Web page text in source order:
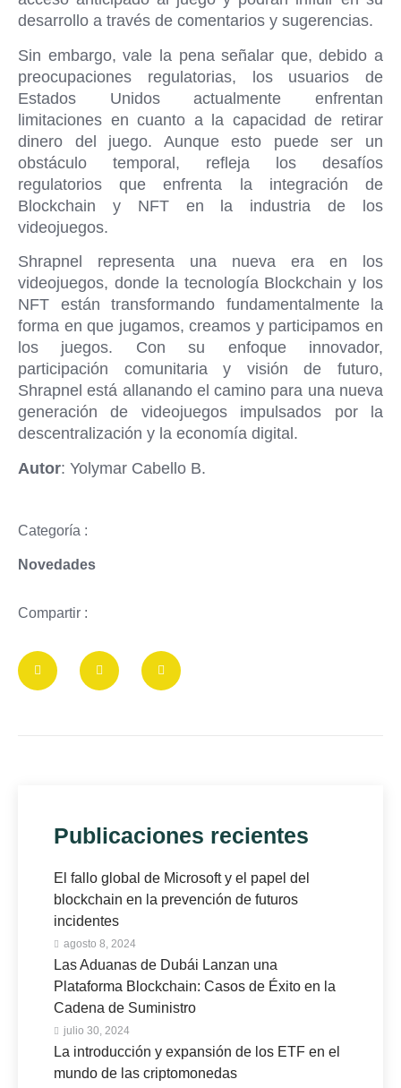
desarrollo a través de comentarios y sugerencias.
Sin embargo, vale la pena señalar que, debido a
preocupaciones regulatorias, los usuarios de
Estados Unidos actualmente enfrentan
limitaciones en cuanto a la capacidad de retirar
dinero del juego. Aunque esto puede ser un
obstáculo temporal, refleja los desafíos
regulatorios que enfrenta la integración de
Blockchain y NFT en la industria de los
videojuegos.
Shrapnel representa una nueva era en los
videojuegos, donde la tecnología Blockchain y los
NFT están transformando fundamentalmente la
forma en que jugamos, creamos y participamos en
los juegos. Con su enfoque innovador,
participación comunitaria y visión de futuro,
Shrapnel está allanando el camino para una nueva
generación de videojuegos impulsados por la
descentralización y la economía digital.
Autor: Yolymar Cabello B.
Categoría :
Novedades
Compartir :
Publicaciones recientes
El fallo global de Microsoft y el papel del
blockchain en la prevención de futuros
incidentes
agosto 8, 2024
Las Aduanas de Dubái Lanzan una
Plataforma Blockchain: Casos de Éxito en la
Cadena de Suministro
julio 30, 2024
La introducción y expansión de los ETF en el
mundo de las criptomonedas